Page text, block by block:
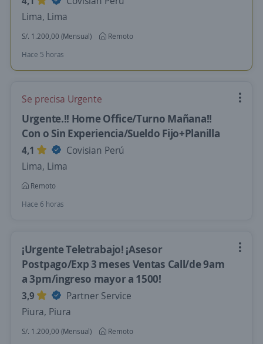
Lima, Lima
S/. 1.200,00 (Mensual)
Remoto
Hace 5 horas
Se precisa Urgente
Urgente.!! Home Office/Turno Mañana!!
Con o Sin Experiencia/Sueldo Fijo+Planilla
4,1
Covisian Perú
Lima, Lima
Remoto
Hace 6 horas
¡Urgente Teletrabajo! ¡Asesor
Postpago/Exp 3 meses Ventas Call/de 9am
a 3pm/ingreso mayor a 1500!
3,9
Partner Service
Piura, Piura
S/. 1.200,00 (Mensual)
Remoto